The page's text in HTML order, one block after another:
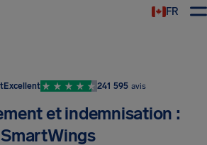
FR
Excellent 241 595 avis
et indemnisation :
SmartWings